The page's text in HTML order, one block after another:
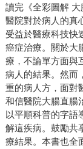
讀完《全彩圖解
醫院對於病人的真
受益於醫療科技快
癌症治療。關於大
療，不論單方面與
病人的結果。然而
重的病人方，面對
和信醫院大腸直腸
以平順科普的字語
解這疾病。鼓勵共
療結果。本書也全